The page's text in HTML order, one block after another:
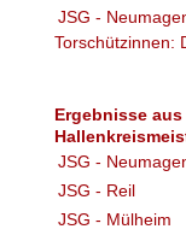
JSG -
Torschützinnen:
Ergebnisse
JSG -
JSG - Reil
JSG - Mülheim